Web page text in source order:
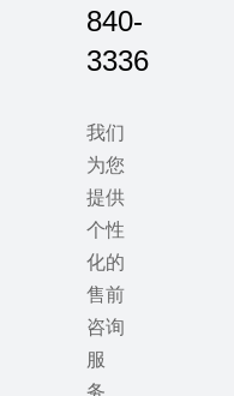
840-
3336
我们
为您
提供
个性
化的
售前
咨询
服